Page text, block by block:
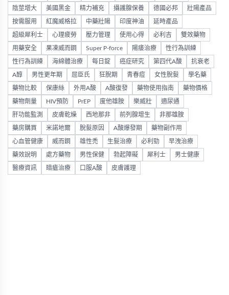
陰莖增大 美國黑金 精力補充 攝護腺保養 德國必邦 壯陽產品
按需服用 紅魔威格拉 中藥壯陽 印度神油 延時產品
超級犀利士 心理疲勞 壓力管理 使用心得 必利吉 雙效藥物
用藥安全 果凍威而鋼 Super P-force 陽痿治療 性行為訓練
性行為訓練 海綿體治療 每日錠 癌症研究 第四代A酸 抗衰老
A醇 男性更年期 屈臣氏 狂脫期 青春痘 女性脫髮 學名藥
藥物比較 保康絲 外用A酸 A酸復發 藥物使用指南 藥物價格
藥物劑量 HIV預防 PrEP 度他雄胺 樂威壯 適尿通
肝功能監測 皮膚乾燥 西地那非 前列腺增生 非那雄胺
藥房購買 米諾地爾 脫髮原因 A酸爆發期 藥物副作用
心血管健康 威而鋼 雄性禿 生髮治療 必利勁 早洩治療
藥效說明 處方藥物 男性保健 勃起障礙 犀利士 男士健康
醫療資訊 暗瘡治療 口服A酸 皮膚護理